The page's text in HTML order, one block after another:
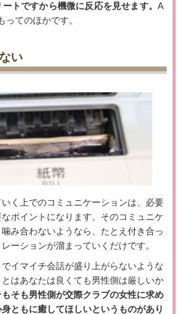
ートですから機微に反応を見せます。A
ってのほかです。
い
く上でのコミュニケーションは、必要
ポイントになります。そのコミュニケ
み合わないようなら、たとえ付き合っ
ーションが溜まっていくだけです。
イマイチ会話が盛り上がらないような
はあなたは良くても男性側は厳しいか
もそも男性側が交際クラブの女性に求め
ともに癒してほしいというものがあり